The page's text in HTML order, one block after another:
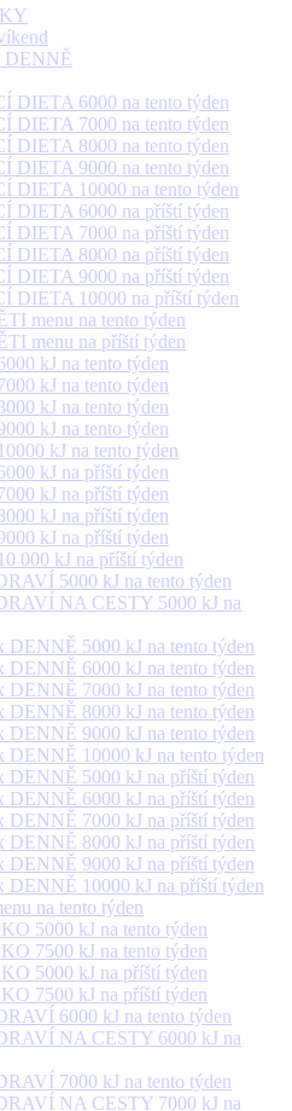
DENNĚ
DIETA 6000 na tento týden
DIETA 7000 na tento týden
DIETA 8000 na tento týden
DIETA 9000 na tento týden
DIETA 10000 na tento týden
DIETA 6000 na příští týden
DIETA 7000 na příští týden
DIETA 8000 na příští týden
DIETA 9000 na příští týden
DIETA 10000 na příští týden
menu na tento týden
menu na příští týden
kJ na tento týden
kJ na tento týden
kJ na tento týden
kJ na tento týden
kJ na tento týden
kJ na příští týden
kJ na příští týden
kJ na příští týden
kJ na příští týden
000 kJ na příští týden
5000 kJ na tento týden
NA CESTY 5000 kJ na
DENNĚ 5000 kJ na tento týden
DENNĚ 6000 kJ na tento týden
DENNĚ 7000 kJ na tento týden
DENNĚ 8000 kJ na tento týden
DENNĚ 9000 kJ na tento týden
DENNĚ 10000 kJ na tento týden
DENNĚ 5000 kJ na příští týden
DENNĚ 6000 kJ na příští týden
DENNĚ 7000 kJ na příští týden
DENNĚ 8000 kJ na příští týden
DENNĚ 9000 kJ na příští týden
DENNĚ 10000 kJ na příští týden
na tento týden
5000 kJ na tento týden
7500 kJ na tento týden
5000 kJ na příští týden
7500 kJ na příští týden
6000 kJ na tento týden
NA CESTY 6000 kJ na
7000 kJ na tento týden
NA CESTY 7000 kJ na